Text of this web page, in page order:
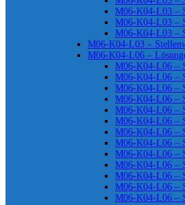
M06-K04-L03 –
M06-K04-L03 –
M06-K04-L03 –
M06-K04-L03 –
M06-K04-L06 –
M06-K04-L06 –
M06-K04-L06 –
M06-K04-L06 –
M06-K04-L06 –
M06-K04-L06 –
M06-K04-L06 –
M06-K04-L06 –
M06-K04-L06 –
M06-K04-L06 –
M06-K04-L06 –
M06-K04-L06 –
M06-K04-L06 –
M06-K04-L06 –